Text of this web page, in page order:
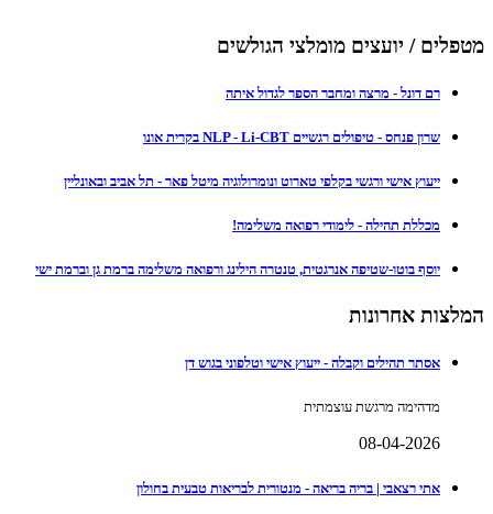
מטפלים / יועצים מומלצי הגולשים
רם דונל - מרצה ומחבר הספר לגדול איתה
שרון פנחס - טיפולים רגשיים NLP - Li-CBT בקרית אונו
ייעוץ אישי ורגשי בקלפי טארוט ונומרולוגיה מיטל פאר - תל אביב ובאונליין
מכללת תהילה - לימודי רפואה משלימה!
יוסף בוטו-שטיפה אנרגטית, טנטרה הילינג ורפואה משלימה ברמת גן וברמת ישי
המלצות אחרונות
אסתר תהילים וקבלה - ייעוץ אישי וטלפוני בגוש דן
מדהימה מרגשת עוצמתית
08-04-2026
אתי רצאבי | בריה בריאה - מנטורית לבריאות טבעית בחולון